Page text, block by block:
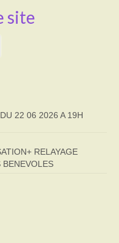
site
22 06 2026 A 19H
RELAYAGE
BENEVOLES